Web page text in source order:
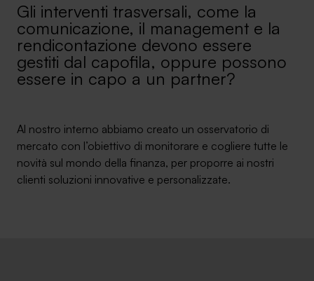
News ed eventi
Chi siamo
Ambassador
Lavora con noi
Gli interventi trasversali, come la
comunicazione, il management e la
rendicontazione devono essere
gestiti dal capofila, oppure possono
essere in capo a un partner?
Al nostro interno abbiamo creato un osservatorio di
mercato con l’obiettivo di monitorare e cogliere tutte le
novità sul mondo della finanza, per proporre ai nostri
clienti soluzioni innovative e personalizzate.